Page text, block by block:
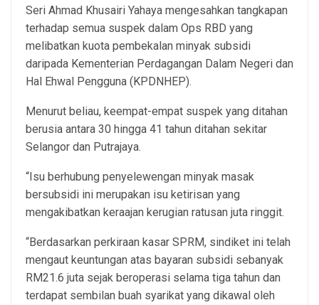
Seri Ahmad Khusairi Yahaya mengesahkan tangkapan
terhadap semua suspek dalam Ops RBD yang
melibatkan kuota pembekalan minyak subsidi
daripada Kementerian Perdagangan Dalam Negeri dan
Hal Ehwal Pengguna (KPDNHEP).
Menurut beliau, keempat-empat suspek yang ditahan
berusia antara 30 hingga 41 tahun ditahan sekitar
Selangor dan Putrajaya.
“Isu berhubung penyelewengan minyak masak
bersubsidi ini merupakan isu ketirisan yang
mengakibatkan keraajan kerugian ratusan juta ringgit.
“Berdasarkan perkiraan kasar SPRM, sindiket ini telah
mengaut keuntungan atas bayaran subsidi sebanyak
RM21.6 juta sejak beroperasi selama tiga tahun dan
terdapat sembilan buah syarikat yang dikawal oleh